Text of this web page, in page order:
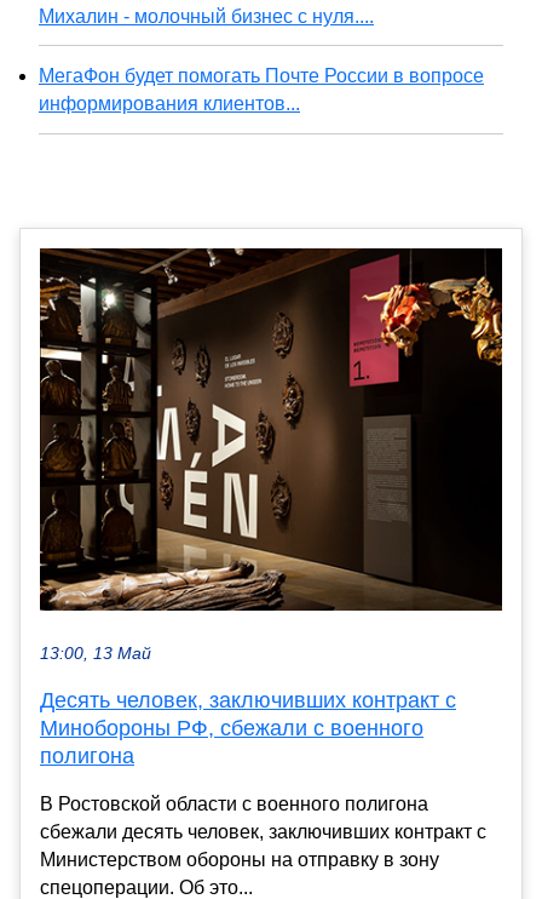
Михалин - молочный бизнес с нуля....
МегаФон будет помогать Почте России в вопросе
информирования клиентов...
13:00, 13 Май
Десять человек, заключивших контракт с
Минобороны РФ, сбежали с военного
полигона
В Ростовской области с военного полигона
сбежали десять человек, заключивших контракт с
Министерством обороны на отправку в зону
спецоперации. Об это...